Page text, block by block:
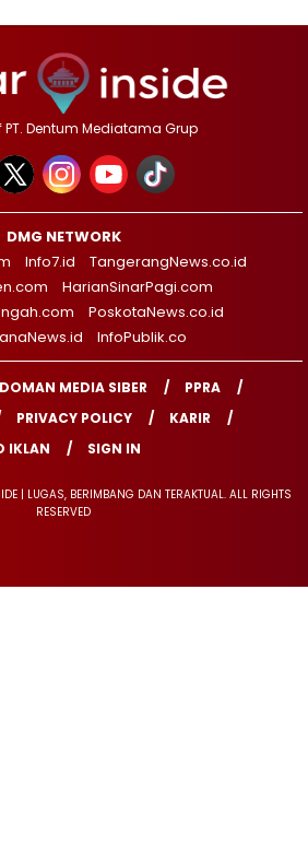
Dentum Mediatama Grup
DMG NETWORK
Info7.id
TangerangNews.co.id
HarianSinarPagi.com
PoskotaNews.co.id
InfoPublik.co
MEDIA SIBER
PPRA
PRIVACY POLICY
KARIR
IKLAN
SIGN IN
| LUGAS, BERIMBANG DAN TERAKTUAL. ALL RIGHTS
RESERVED